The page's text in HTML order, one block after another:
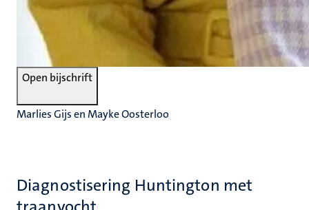
Open bijschrift
Marlies Gijs en Mayke Oosterloo
Diagnostisering Huntington met